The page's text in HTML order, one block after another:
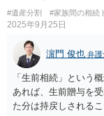
体へ と使途を厳格に
与を大きく排除でき
に残し、余剰資金で
相続財産とは別枠で
因贈与 「介護・見守
不履行なら無効にで
除条件 慈善団体への
を設定。 などがあり
#遺産分割 #家族間の相続
2025年9月25日
濵門 俊也 弁護
「生前相続」という
あれば、生前贈与を
た分は持戻しされるこ